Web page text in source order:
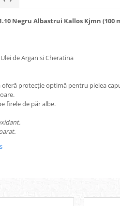
Negru Albastrui Kallos Kjmn (100
de Argan si Cheratina
oferă protecţie optimă pentru pielea
firele de păr albe.